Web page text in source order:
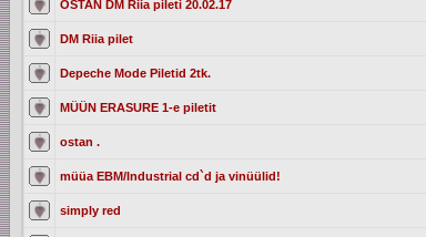
OSTAN DM Riia pileti 20.02.17
DM Riia pilet
Depeche Mode Piletid 2tk.
MÜÜN ERASURE 1-e piletit
ostan .
müüa EBM/Industrial cd`d ja vinüülid!
simply red